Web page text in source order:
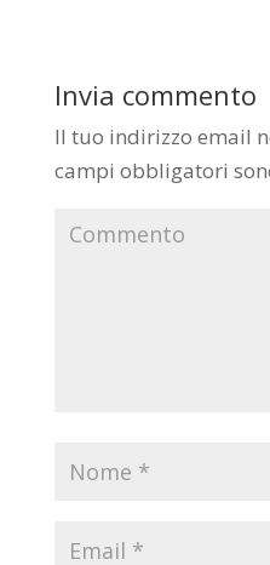
Invia commento
Il tuo indirizzo email
campi obbligatori